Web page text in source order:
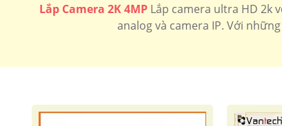
📶 Camera Siêu nét 4MP Kbvision
Lắp Camera 2K 4MP Lắp camera ultra HD 2k
analog và camera IP. Với